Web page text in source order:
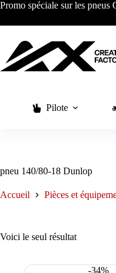
Passer
contenu
Promo spéciale sur les
Pilote
pneu 140/80-18 Dunlop
Accueil Pièces et
Voici le seul résultat
-34%